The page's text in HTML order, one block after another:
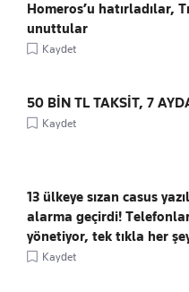
Homeros’u hatırladılar,
unuttular
Kaydet
50 BİN TL TAKSİT, 7
Kaydet
13 ülkeye sızan casus
alarma geçirdi!
yönetiyor, tek tıkla her
Kaydet